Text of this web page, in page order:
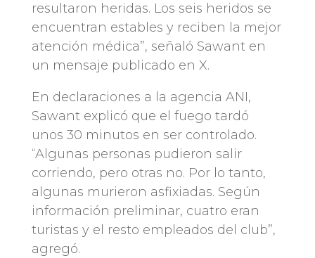
resultaron heridas. Los seis heridos se
encuentran estables y reciben la mejor
atención médica”, señaló Sawant en
un mensaje publicado en X.
En declaraciones a la agencia ANI,
Sawant explicó que el fuego tardó
unos 30 minutos en ser controlado.
“Algunas personas pudieron salir
corriendo, pero otras no. Por lo tanto,
algunas murieron asfixiadas. Según
información preliminar, cuatro eran
turistas y el resto empleados del club”,
agregó.